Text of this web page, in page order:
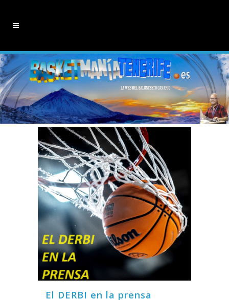
El DERBI en la prensa